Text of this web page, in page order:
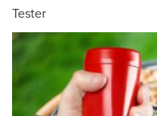
Tester